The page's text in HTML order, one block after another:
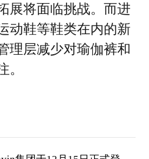
展将面临挑战。而进
动鞋等鞋类在内的新
理层减少对瑜伽裤和
。